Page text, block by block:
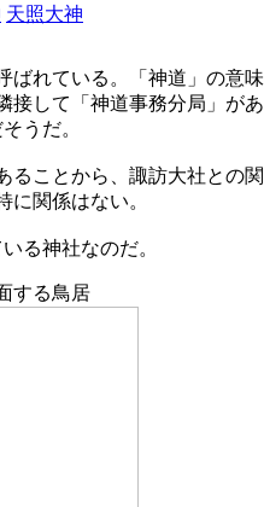
天照大神
ばれている。「神道」の意味
接して「神道事務分局」があ
うだ。
ることから、諏訪大社との関
に関係はない。
る神社なのだ。
する鳥居